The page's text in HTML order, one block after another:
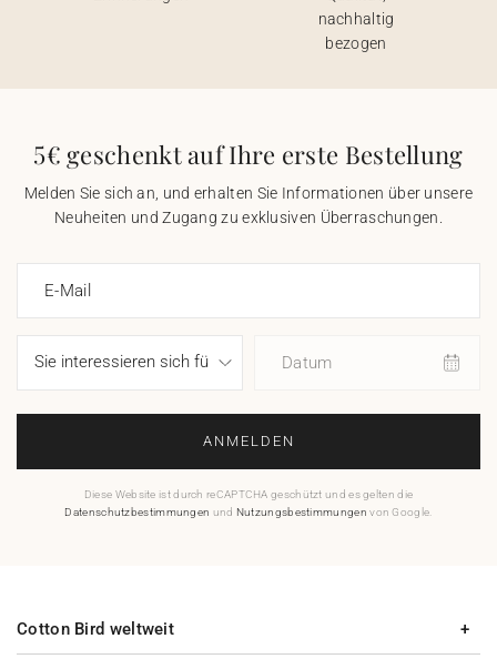
nachhaltig
bezogen
5€ geschenkt auf Ihre erste Bestellung
Melden Sie sich an, und erhalten Sie Informationen über unsere
Neuheiten und Zugang zu exklusiven Überraschungen.
E-Mail
Datum
ANMELDEN
Diese Website ist durch reCAPTCHA geschützt und es gelten die
Datenschutzbestimmungen und Nutzungsbestimmungen von Google.
Cotton Bird weltweit